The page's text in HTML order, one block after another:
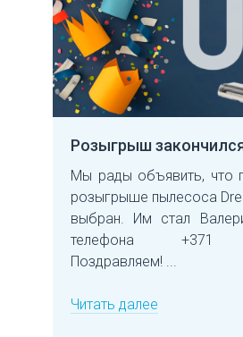
Розыгрыш
Мы рады объявить, что
розыгрыше пылесоса
выбран. Им стал
телефона +371
Поздравляем! ...
Читать далее